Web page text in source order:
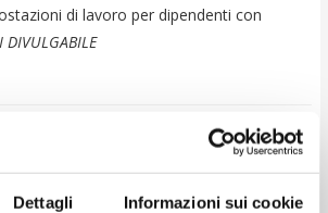
Dettagli Informazioni sui cookie
di lavoro per dipendenti con
DIVULGABILE